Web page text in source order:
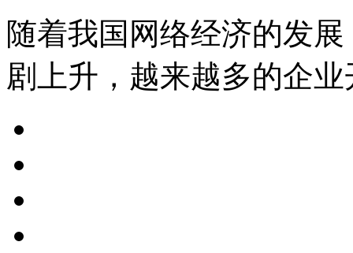
随着我国网络经济的发
剧上升，越来越多的企